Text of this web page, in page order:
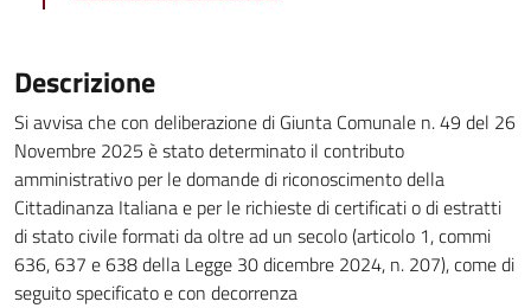
Descrizione
Si avvisa che con deliberazione di Giunta Comunale n. 49 del 26
Novembre 2025 è stato determinato il contributo
amministrativo per le domande di riconoscimento della
Cittadinanza Italiana e per le richieste di certificati o di estratti
di stato civile formati da oltre ad un secolo (articolo 1, commi
636, 637 e 638 della Legge 30 dicembre 2024, n. 207), come di
seguito specificato e con decorrenza